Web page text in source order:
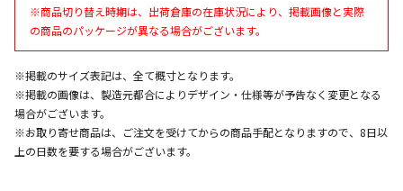
お見積商品です。金額・施工日はお打ち合わせの上、
決定となります。
エアコンの取付工事が必要な商品です。別途費用が発
生する場合がございます。
※商品切り替え時期は、出荷倉庫の在庫状況により、掲載画像と実際
の商品のパッケージが異なる場合がございます。
※掲載のサイズ表記は、全て概寸となります。
※掲載の画像は、製造元都合によりデザイン・仕様等が予告なく変更となる
場合がございます。
※お取り寄せ商品は、ご注文を受けてからの商品手配となりますので、8日以
上の日数を要する場合がございます。